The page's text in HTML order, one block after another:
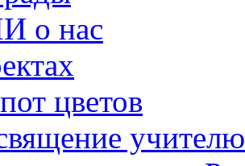
о нас
цветов
учителю